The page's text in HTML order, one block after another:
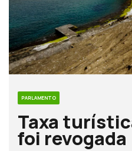
PARLAMENTO
Taxa
foi revogada